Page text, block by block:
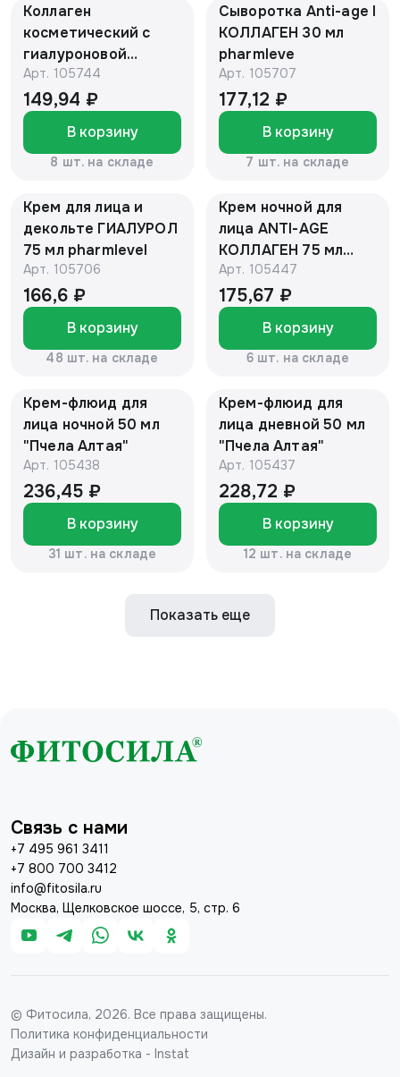
Коллаген
косметический с
гиалуроновой
кислотой гель для
тела банка 50 мл
Арт. 105744
149,94 ₽
В корзину
8 шт. на складе
Сыворотка Anti-age l
КОЛЛАГЕН 30 мл
pharmleve
Арт. 105707
177,12 ₽
В корзину
7 шт. на складе
Крем для лица и
декольте ГИАЛУРОЛ
75 мл pharmlevel
Арт. 105706
166,6 ₽
В корзину
48 шт. на складе
Крем ночной для
лица ANTI-AGE
КОЛЛАГЕН 75 мл
pharmlevel
Арт. 105447
175,67 ₽
В корзину
6 шт. на складе
Крем-флюид для
лица ночной 50 мл
"Пчела Алтая"
Арт. 105438
236,45 ₽
В корзину
31 шт. на складе
Крем-флюид для
лица дневной 50 мл
"Пчела Алтая"
Арт. 105437
228,72 ₽
В корзину
12 шт. на складе
Показать еще
Связь с нами
+7 495 961 3411
+7 800 700 3412
info@fitosila.ru
Москва, Щелковское шоссе, 5, стр. 6
© Фитосила, 2026. Все права защищены.
Политика конфиденциальности
Дизайн и разработка - Instat